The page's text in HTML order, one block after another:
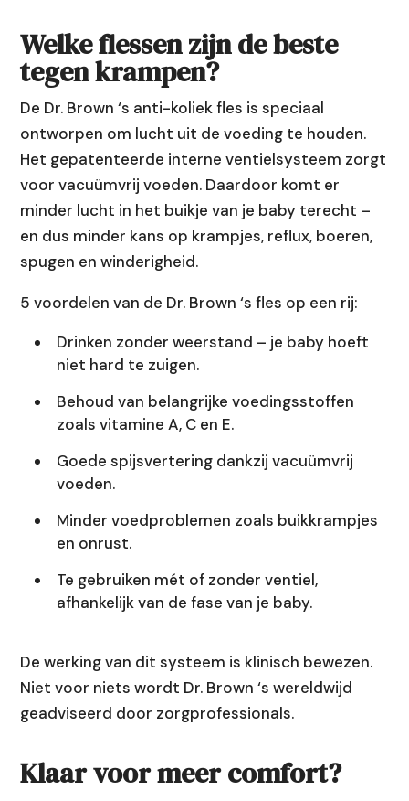
Welke flessen zijn de beste
tegen krampen?
De Dr. Brown ‘s anti-koliek fles is speciaal
ontworpen om lucht uit de voeding te houden.
Het gepatenteerde interne ventielsysteem zorgt
voor vacuümvrij voeden. Daardoor komt er
minder lucht in het buikje van je baby terecht –
en dus minder kans op krampjes, reflux, boeren,
spugen en winderigheid.
5 voordelen van de Dr. Brown ‘s fles op een rij:
Drinken zonder weerstand – je baby hoeft
niet hard te zuigen.
Behoud van belangrijke voedingsstoffen
zoals vitamine A, C en E.
Goede spijsvertering dankzij vacuümvrij
voeden.
Minder voedproblemen zoals buikkrampjes
en onrust.
Te gebruiken mét of zonder ventiel,
afhankelijk van de fase van je baby.
De werking van dit systeem is klinisch bewezen.
Niet voor niets wordt Dr. Brown ‘s wereldwijd
geadviseerd door zorgprofessionals.
Klaar voor meer comfort?